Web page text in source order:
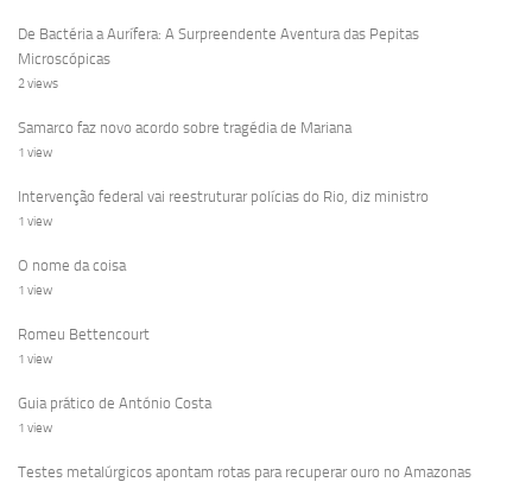
De Bactéria a Aurífera: A Surpreendente Aventura das Pepitas
Microscópicas
2 views
Samarco faz novo acordo sobre tragédia de Mariana
1 view
Intervenção federal vai reestruturar polícias do Rio, diz ministro
1 view
O nome da coisa
1 view
Romeu Bettencourt
1 view
Guia prático de António Costa
1 view
Testes metalúrgicos apontam rotas para recuperar ouro no Amazonas